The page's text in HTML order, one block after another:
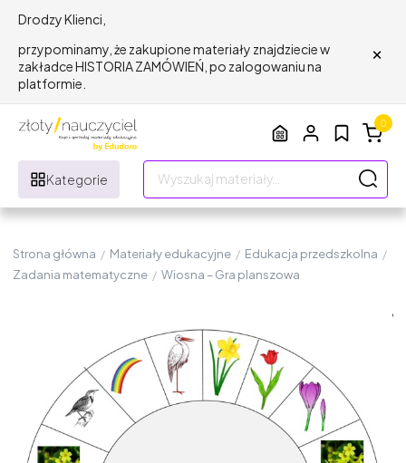
Drodzy Klienci,
przypominamy, że zakupione materiały znajdziecie w
zakładce HISTORIA ZAMÓWIEŃ, po zalogowaniu na
platformie.
×
Kategorie
0
Strona główna / Materiały edukacyjne / Edukacja przedszkolna /
Zadania matematyczne / Wiosna – Gra planszowa